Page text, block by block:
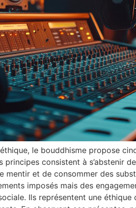
le bouddhisme propose
consistent à s’abstenir
mentir et de consommer des
imposés mais des
Ils représentent une